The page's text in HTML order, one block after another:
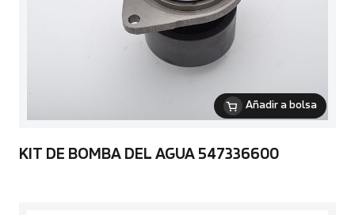
Añadir a bolsa
KIT DE BOMBA DEL AGUA 547336600